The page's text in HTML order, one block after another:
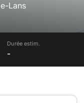
Lans
Durée estim.
-